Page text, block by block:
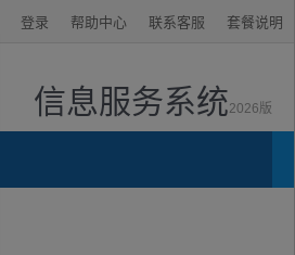
登录 帮助中心 联系客服 套餐说明
信息服务系统2026版